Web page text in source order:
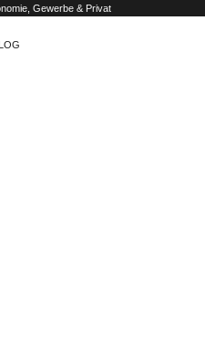
Gewerbe & Privat